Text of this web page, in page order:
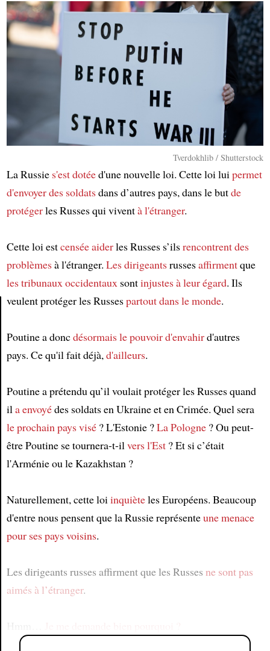
Tverdokhlib / Shutterstock
La Russie s'est dotéed'une nouvelle loi. Cette loi luipermet
d'envoyer des soldatsdans d’autres pays, dans le butde
protégerles Russes qui viventà l'étranger.
Cette loi estcensée aiderles Russes s’ilsrencontrent des
problèmesà l'étranger. Les dirigeantsrussesaffirmentque
les tribunaux occidentauxsontinjustes à leur égard. Ils
veulent protéger les Russespartout dans le monde.
Poutine a doncdésormaisle pouvoir d'envahird'autres
pays. Ce qu'il fait déjà,d'ailleurs.
Poutine a prétendu qu’il voulait protéger les Russes quand
ila envoyédes soldats en Ukraine et en Crimée. Quel sera
le prochain paysvisé? L'Estonie ?La Pologne? Ou peut-
être Poutine se tournera-t-ilvers l'Est? Et si c’était
l'Arménie ou le Kazakhstan ?
Naturellement, cette loiinquièteles Européens. Beaucoup
d'entre nous pensent que la Russie représenteune menace
pour ses pays voisins.
Les dirigeants russes affirment que les Russes ne sont pas
aimés à l’étranger.